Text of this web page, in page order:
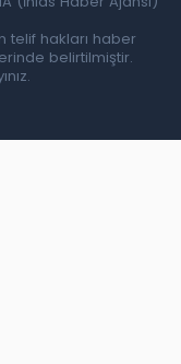
telif hakları haber
belirtilmiştir.